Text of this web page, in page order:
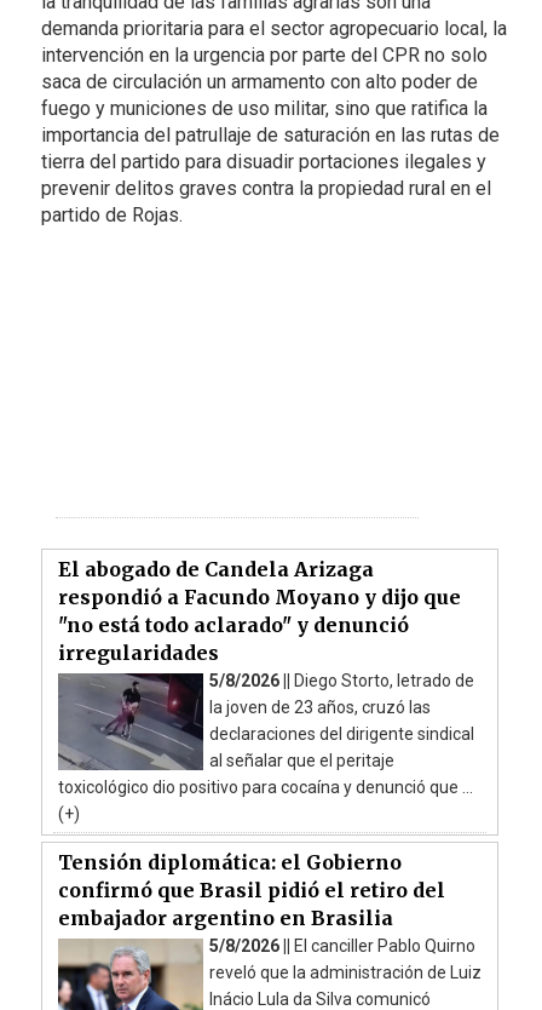
demanda prioritaria para el sector agropecuario local, la
intervención en la urgencia por parte del CPR no solo
saca de circulación un armamento con alto poder de
fuego y municiones de uso militar, sino que ratifica la
importancia del patrullaje de saturación en las rutas de
tierra del partido para disuadir portaciones ilegales y
prevenir delitos graves contra la propiedad rural en el
partido de Rojas.
El abogado de Candela Arizaga
respondió a Facundo Moyano y dijo que
"no está todo aclarado" y denunció
irregularidades
5/8/2026 ||
Diego Storto, letrado de
la joven de 23 años, cruzó las
declaraciones del dirigente sindical
al señalar que el peritaje
toxicológico dio positivo para cocaína y denunció que ...
(+)
Tensión diplomática: el Gobierno
confirmó que Brasil pidió el retiro del
embajador argentino en Brasilia
5/8/2026 ||
El canciller Pablo Quirno
reveló que la administración de Luiz
Inácio Lula da Silva comunicó